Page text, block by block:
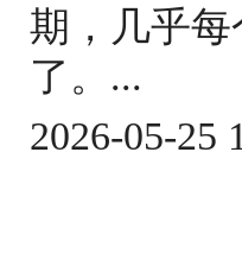
期，几乎
了。...
2026-05-25